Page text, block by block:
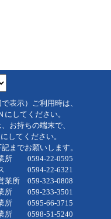
表示）ご利用時は、
してください。
お持ちの端末で、
してください。
までお願いします。
0594-22-0595
22-6321
059-323-0808
所 059-233-3501
所 0595-66-3715
所 0598-51-5240